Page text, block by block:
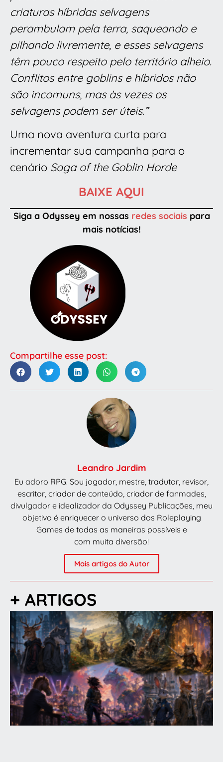
criaturas híbridas selvagens
perambulam pela terra, saqueando e
pilhando livremente, e esses selvagens
têm pouco respeito pelo território alheio.
Conflitos entre goblins e híbridos não
são incomuns, mas às vezes os
selvagens podem ser úteis.”
Uma nova aventura curta para
incrementar sua campanha para o
cenário Saga of the Goblin Horde
BAIXE AQUI
Siga a Odyssey em nossas redes sociais para
mais notícias!
Compartilhe esse post:
Leandro Jardim
Eu adoro RPG. Sou jogador, mestre, tradutor, revisor,
escritor, criador de conteúdo, criador de fanmades,
divulgador e idealizador da Odyssey Publicações, meu
objetivo é enriquecer o universo dos Roleplaying
Games de todas as maneiras possíveis e
com muita diversão!
Mais artigos do Autor
+ ARTIGOS